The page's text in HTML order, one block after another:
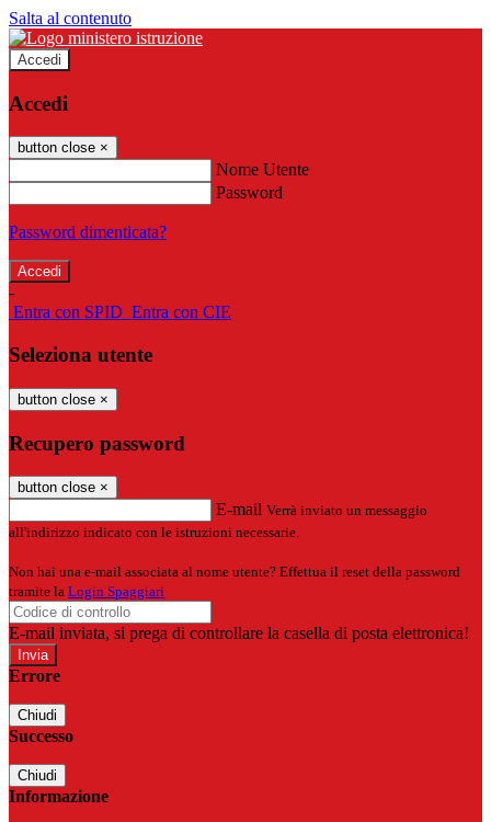
Salta al contenuto
Accedi
Accedi
button close ×
Nome Utente
Password
Password dimenticata?
-
Entra con SPID Entra con CIE
Seleziona utente
button close ×
Recupero password
button close ×
E-mail Verrà inviato un messaggio
all'indirizzo indicato con le istruzioni necessarie.
Non hai una e-mail associata al nome utente? Effettua il reset della password
tramite la Login Spaggiari
E-mail inviata, si prega di controllare la casella di posta elettronica!
Errore
Chiudi
Successo
Chiudi
Informazione